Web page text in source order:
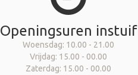
Openingsuren instuif
Woensdag: 10.00 - 21.00
Vrijdag: 15.00 - 00.00
Zaterdag: 15.00 - 00.00